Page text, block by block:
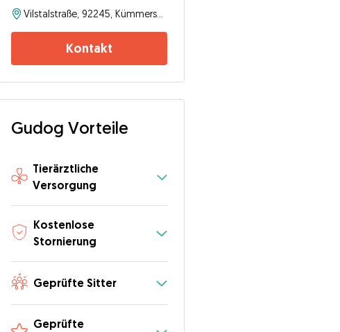
Kontakt
Gudog Vorteile
Tierärztliche
Versorgung
Kostenlose
Stornierung
Geprüfte Sitter
Geprüfte